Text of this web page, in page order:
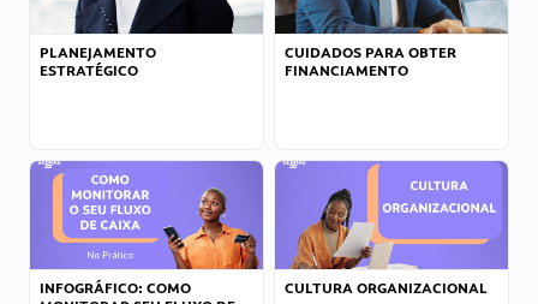
PLANEJAMENTO
ESTRATÉGICO
CUIDADOS PARA OBTER
FINANCIAMENTO
INFOGRÁFICO: COMO
CULTURA ORGANIZACIONAL